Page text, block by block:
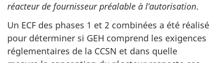
réacteur de fournisseur préalable à l’autorisation.
Un ECF des phases 1 et 2 combinées a été réalisé
pour déterminer si GEH comprend les exigences
réglementaires de la CCSN et dans quelle